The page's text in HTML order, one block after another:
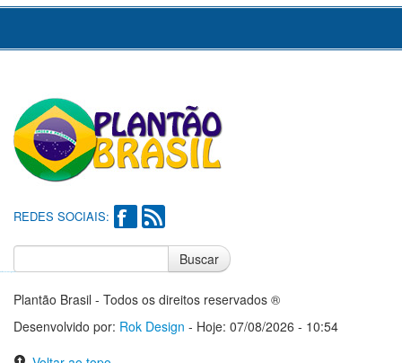
REDES SOCIAIS:
Buscar
Plantão Brasil - Todos os direitos reservados ®
Desenvolvido por: Rok Design - Hoje: 07/08/2026 - 10:54